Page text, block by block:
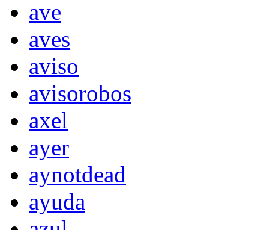
ave
aves
aviso
avisorobos
axel
ayer
aynotdead
ayuda